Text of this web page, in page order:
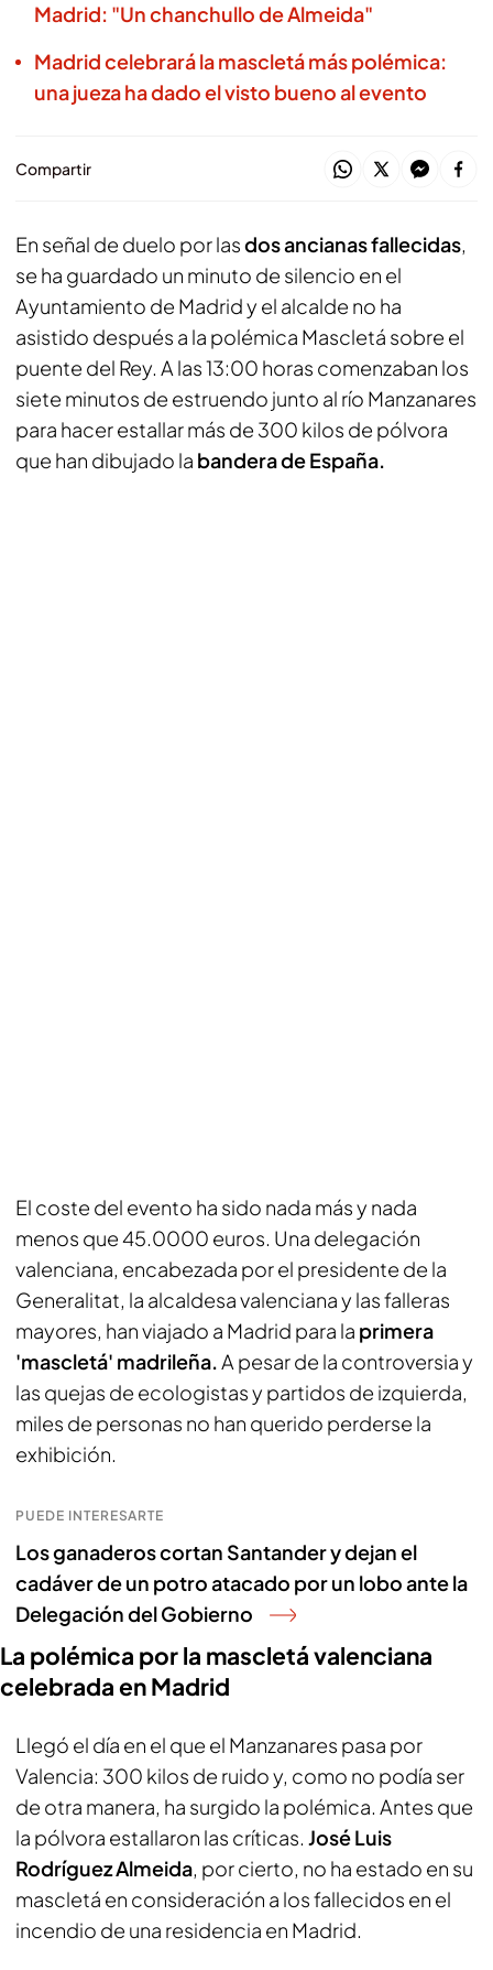
Madrid: "Un chanchullo de Almeida"
Madrid celebrará la mascletá más polémica:
una jueza ha dado el visto bueno al evento
Compartir
En señal de duelo por lasdos ancianas fallecidas,
se ha guardado un minuto de silencio en el
Ayuntamiento de Madrid y el alcalde no ha
asistido después a la polémica Mascletá sobre el
puente del Rey. A las 13:00 horas comenzaban los
siete minutos de estruendo junto al río Manzanares
para hacer estallar más de 300 kilos de pólvora
que han dibujado la bandera de España.
El coste del evento ha sido nada más y nada
menos que 45.0000 euros. Una delegación
valenciana, encabezada por el presidente de la
Generalitat, la alcaldesa valenciana y las falleras
mayores, han viajado a Madrid para la primera
'mascletá' madrileña.A pesar de la controversia y
las quejas de ecologistas y partidos de izquierda,
miles de personas no han querido perderse la
exhibición.
PUEDE INTERESARTE
Los ganaderos cortan Santander y dejan el
cadáver de un potro atacado por un lobo ante la
Delegación del Gobierno
La polémica por la mascletá valenciana
celebrada en Madrid
Llegó el día en el que el Manzanares pasa por
Valencia: 300 kilos de ruido y, como no podía ser
de otra manera, ha surgido la polémica. Antes que
la pólvora estallaron las críticas. José Luis
Rodríguez Almeida, por cierto, no ha estado en su
mascletá en consideración a los fallecidos en el
incendio de una residencia en Madrid.